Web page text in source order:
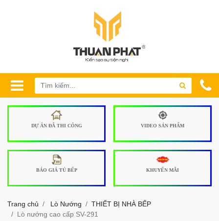
DỰ ÁN ĐÃ THI CÔNG VIDEO SẢN PHẨM
BÁO GIÁ TỦ BẾP KHUYẾN MÃI
Trang chủ Lò Nướng
THIẾT BỊ NHÀ BẾP
Lò nướng cao cấp SV-291